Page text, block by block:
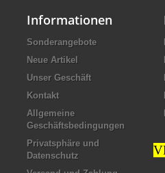
Informationen
Sonderangebote
Neue Artikel
Unser Geschäft
Kontakt
Allgemeine
Geschäftsbedingungen
Privatsphäre und
Datenschutz